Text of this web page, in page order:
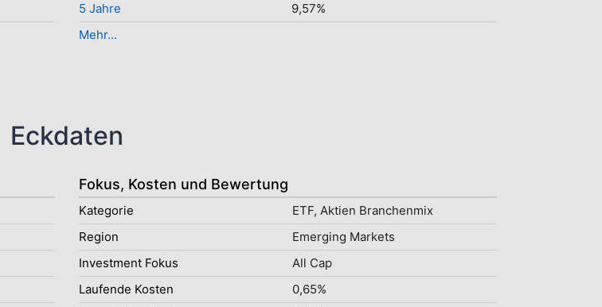
5 Jahre
9,57%
Mehr...
Eckdaten
Fokus, Kosten und Bewertung
Kategorie
ETF, Aktien Branchenmix
Region
Emerging Markets
Investment Fokus
All Cap
Laufende Kosten
0,65%